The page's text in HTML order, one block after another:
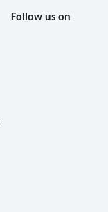
Follow us on